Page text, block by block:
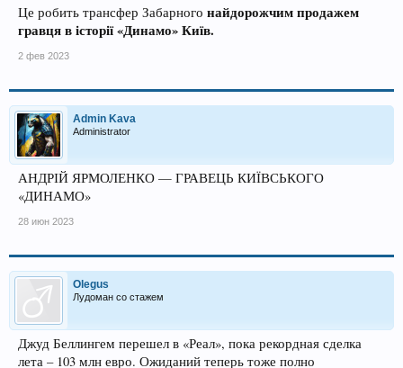
Це робить трансфер Забарного найдорожчим продажем
гравця в історії «Динамо» Київ.
2 фев 2023
Admin Kava
Administrator
АНДРІЙ ЯРМОЛЕНКО — ГРАВЕЦЬ КИЇВСЬКОГО
«ДИНАМО»
28 июн 2023
Olegus
Лудоман со стажем
Джуд Беллингем перешел в «Реал», пока рекордная сделка
лета – 103 млн евро. Ожиданий теперь тоже полно